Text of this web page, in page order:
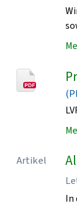
Artikel
In